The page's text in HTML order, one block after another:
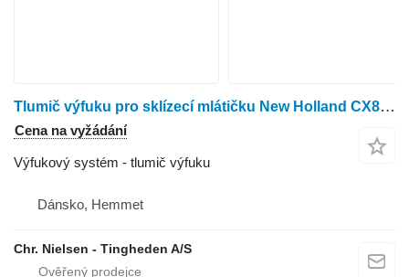
Tlumič výfuku pro sklízecí mlátičku New Holland CX8.85
Cena na vyžádání
Výfukový systém - tlumič výfuku
Dánsko, Hemmet
Chr. Nielsen - Tingheden A/S